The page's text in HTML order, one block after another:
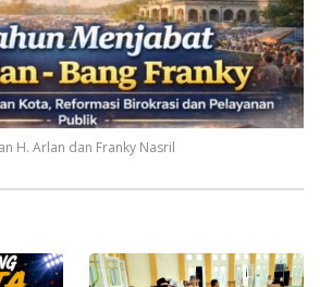
H. Arlan dan Franky Nasril